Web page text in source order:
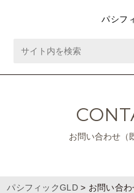
パシフ
お問い合わせ（
パシフィックGLD> お問い合わ